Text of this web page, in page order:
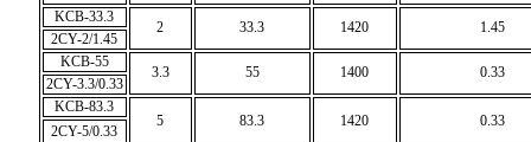
KCB-33.3
2 33.3 1420 1.45
2CY-2/1.45
KCB-55
3.3 55 1400 0.33
2CY-3.3/0.33
KCB-83.3
5
83.3 1420 0.33
2CY-5/0.33